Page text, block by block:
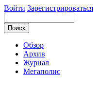
Войти Зарегистрироваться
Обзор
Архив
Журнал
Мегаполис